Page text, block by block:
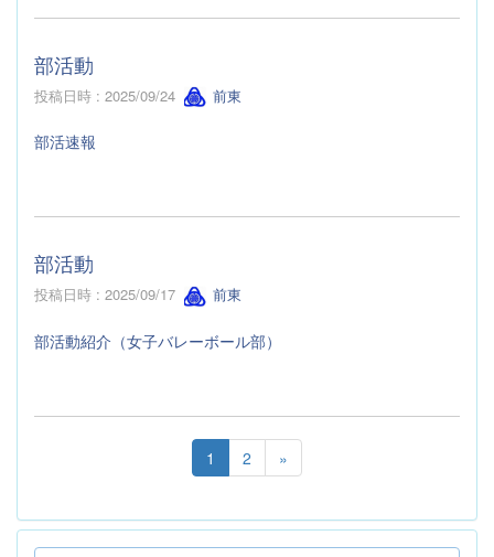
部活動
投稿日時 : 2025/09/24 前東
部活速報
部活動
投稿日時 : 2025/09/17 前東
部活動紹介（女子バレーボール部）
1 2 »